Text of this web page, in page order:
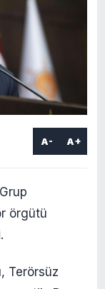
A- A+
örgütü
Terörsüz